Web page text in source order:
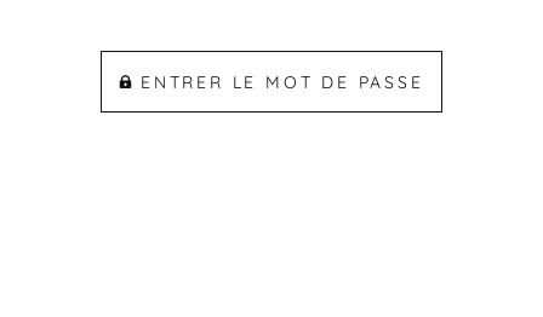
ENTRER LE MOT DE PASSE